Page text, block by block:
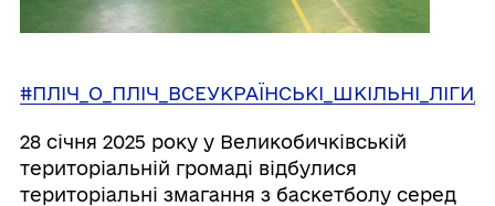
28 січня 2025 року у Великобичківській
територіальній громаді відбулися
територіальні змагання з баскетболу серед